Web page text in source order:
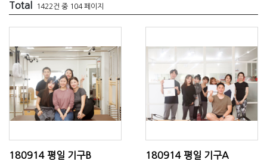
Total 1422건 중 104 페이지
180914 평일 기구B 180914 평일 기구A